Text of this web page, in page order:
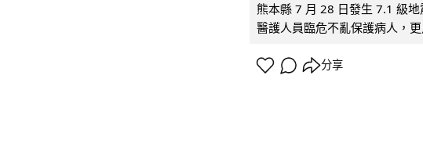
熊本縣 7 月 28 日發生 7.1 級
醫護人員臨危不亂保護病人，
分享